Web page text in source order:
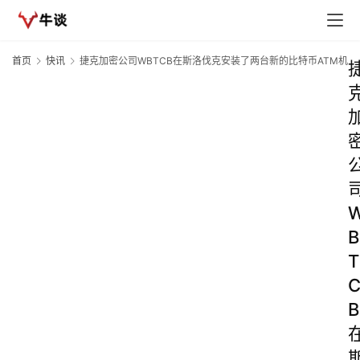
首页 快讯 捷克加密公司WBTCB在斯洛伐克安装了两台新的比特币ATM机
B
T
C
B